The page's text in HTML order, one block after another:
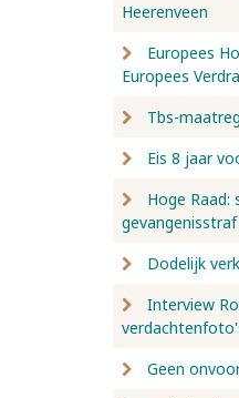
Heerenveen
Europees
Europees
Tbs-
Eis 8 jaar
Hoge
gevangenisstraf
Dodelijk
Interview
Geen